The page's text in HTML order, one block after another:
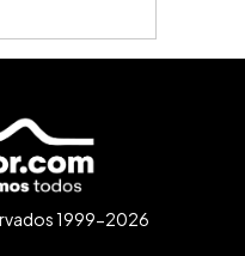
1999-2026